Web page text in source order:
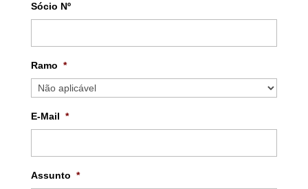
Sócio Nº
Ramo *
E-Mail *
Assunto *